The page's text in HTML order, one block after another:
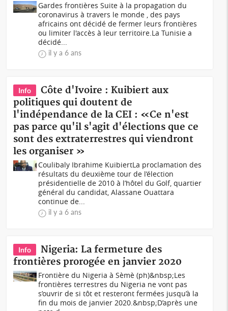
Gardes frontières Suite à la propagation du
coronavirus à travers le monde , des pays
africains ont décidé de fermer leurs frontières
ou limiter l'accès à leur territoire.La Tunisie a
décidé...
il y a 6 ans
Info
Côte d'Ivoire : Kuibiert aux
politiques qui doutent de
l'indépendance de la CEI : «Ce n'est
pas parce qu'il s'agit d'élections que ce
sont des extraterrestres qui viendront
les organiser »
Coulibaly Ibrahime KuibiertLa proclamation des
résultats du deuxième tour de l’élection
présidentielle de 2010 à l’hôtel du Golf, quartier
général du candidat, Alassane Ouattara
continue de...
il y a 6 ans
Info
Nigeria: La fermeture des
frontières prorogée en janvier 2020
Frontière du Nigeria à Sèmè (ph)&nbsp;Les
frontières terrestres du Nigeria ne vont pas
s’ouvrir de si tôt et resteront fermées jusqu’à la
fin du mois de janvier 2020.&nbsp;D’après une